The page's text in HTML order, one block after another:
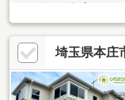
スピーディーです。 ■
です。 ■ご希望の方に
■お忙しいときは現地
希望大歓迎です! ■住
い致します。
埼玉県本庄